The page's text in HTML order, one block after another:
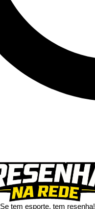
Se tem esporte, tem resenha!​